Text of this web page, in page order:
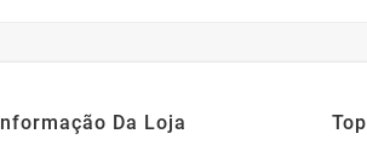
Informação Da Loja